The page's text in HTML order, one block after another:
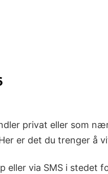
privat eller som
er det du trenger å
via SMS i stedet